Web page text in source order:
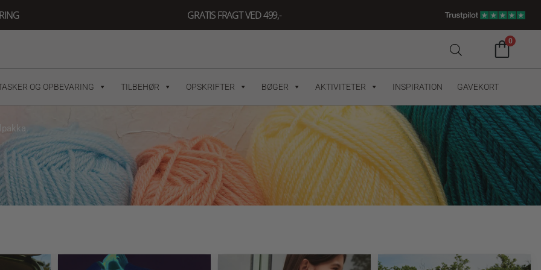
GRATIS FRAGT VED 499,-
0
OG OPBEVARING TILBEHØR OPSKRIFTER BØGER AKTIVITETER INSPIRATION GAVEKORT